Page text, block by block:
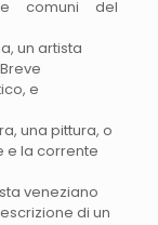
comuni del
un artista
e
una pittura, o
e la corrente
veneziano
di un